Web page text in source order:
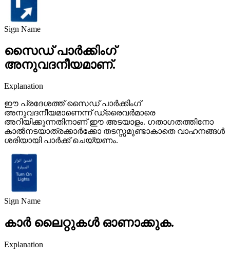
Sign Name
സൈഡ് പാർക്കിംഗ്
അനുവദനീയമാണ്.
Explanation
ഈ പ്രദേശത്ത് സൈഡ് പാർക്കിംഗ്
അനുവദനീയമാണെന്ന് ഡ്രൈവർമാരെ
അറിയിക്കുന്നതിനാണ് ഈ അടയാളം. ഗതാഗതത്തിനോ
കാൽനടയാത്രക്കാർക്കോ തടസ്സമുണ്ടാകാതെ വാഹനങ്ങൾ
ശരിയായി പാർക്ക് ചെയ്യണം.
Sign Name
കാർ ലൈറ്റുകൾ ഓണാക്കുക.
Explanation